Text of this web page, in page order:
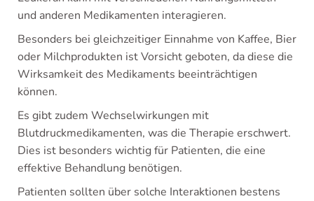
und anderen Medikamenten interagieren.
Besonders bei gleichzeitiger Einnahme von Kaffee, Bier
oder Milchprodukten ist Vorsicht geboten, da diese die
Wirksamkeit des Medikaments beeinträchtigen
können.
Es gibt zudem Wechselwirkungen mit
Blutdruckmedikamenten, was die Therapie erschwert.
Dies ist besonders wichtig für Patienten, die eine
effektive Behandlung benötigen.
Patienten sollten über solche Interaktionen bestens